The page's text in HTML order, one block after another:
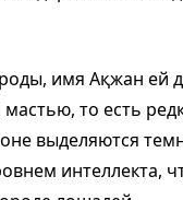
имя Ақжан ей
то есть
выделяются
интеллекта,